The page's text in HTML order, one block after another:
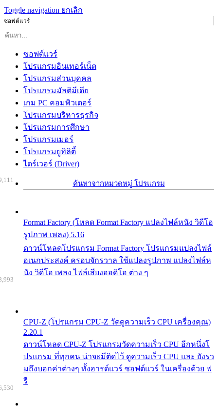
Toggle navigation ยกเลิก
ซอฟต์แวร์
ซอฟต์แวร์
โปรแกรมอินเทอร์เน็ต
โปรแกรมส่วนบุคคล
โปรแกรมมัลติมีเดีย
เกม PC คอมพิวเตอร์
โปรแกรมบริหารธุรกิจ
โปรแกรมการศึกษา
โปรแกรมเมอร์
โปรแกรมยูทิลิตี้
ไดร์เวอร์ (Driver)
ค้นหาจากหมวดหมู่ โปรแกรม
Format Factory (โหลด Format Factory แปลงไฟล์หนัง วิดีโอ
รูปภาพ เพลง) 5.16
ดาวน์โหลดโปรแกรม Format Factory โปรแกรมแปลงไฟล์
อเนกประสงค์ ครอบจักรวาล ใช้แปลงรูปภาพ แปลงไฟล์ห
นัง วิดีโอ เพลง ไฟล์เสียงออดิโอ ต่าง ๆ
CPU-Z (โปรแกรม CPU-Z วัดดูความเร็ว CPU เครื่องคุณ)
2.20.1
ดาวน์โหลด CPU-Z โปรแกรมวัดความเร็ว CPU อีกหนึ่งโ
ปรแกรม ที่ทุกคน น่าจะมีติดไว้ ดูความเร็ว CPU และ ยังรว
มถึงบอกค่าต่างๆ ทั้งฮารด์แวร์ ซอฟต์แวร์ ในเครื่องด้วย ฟ
รี